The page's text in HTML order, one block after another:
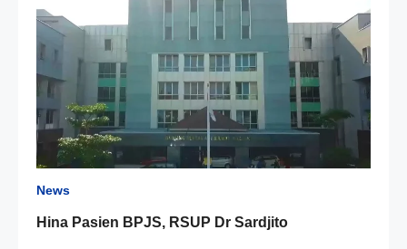
News
Hina Pasien BPJS, RSUP Dr Sardjito